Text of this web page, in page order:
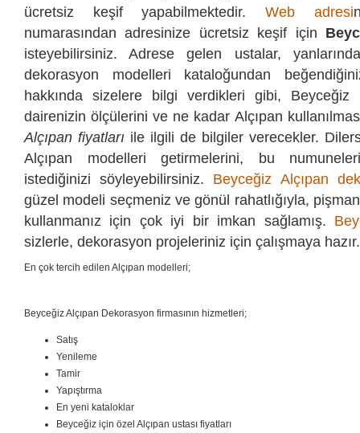
ücretsiz keşif yapabilmektedir. Web adresi
numarasından adresinize ücretsiz keşif için
isteyebilirsiniz. Adrese gelen ustalar,
dekorasyon modelleri kataloğundan
hakkında sizelere bilgi verdikleri gibi,
dairenizin ölçülerini ve ne kadar Alçıpan
Alçıpan fiyatları ile ilgili de bilgiler verecekler.
Alçıpan modelleri getirmelerini, bu
istediğinizi söyleyebilirsiniz. Beyceğiz Alçıpan
güzel modeli seçmeniz ve gönül rahatlığıyla,
kullanmanız için çok iyi bir imkan sağlamış.
sizlerle, dekorasyon projeleriniz için çalışmaya hazır.
En çok tercih edilen Alçıpan modelleri;
Beyceğiz Alçıpan Dekorasyon firmasının hizmetleri;
Satış
Yenileme
Tamir
Yapıştırma
En yeni kataloklar
Beyceğiz için özel Alçıpan ustası fiyatları